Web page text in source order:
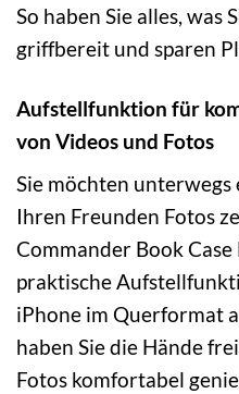
So haben Sie alles, was
griffbereit und sparen
Aufstellfunktion für
von Videos und Fotos
Sie möchten
Ihren Freunden Fotos
Commander Book
praktische
iPhone im Querformat
haben Sie die Hände
Fotos komfortabel